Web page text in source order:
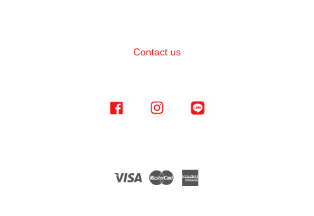
Contact us
Facebook Instagram
Visa Master